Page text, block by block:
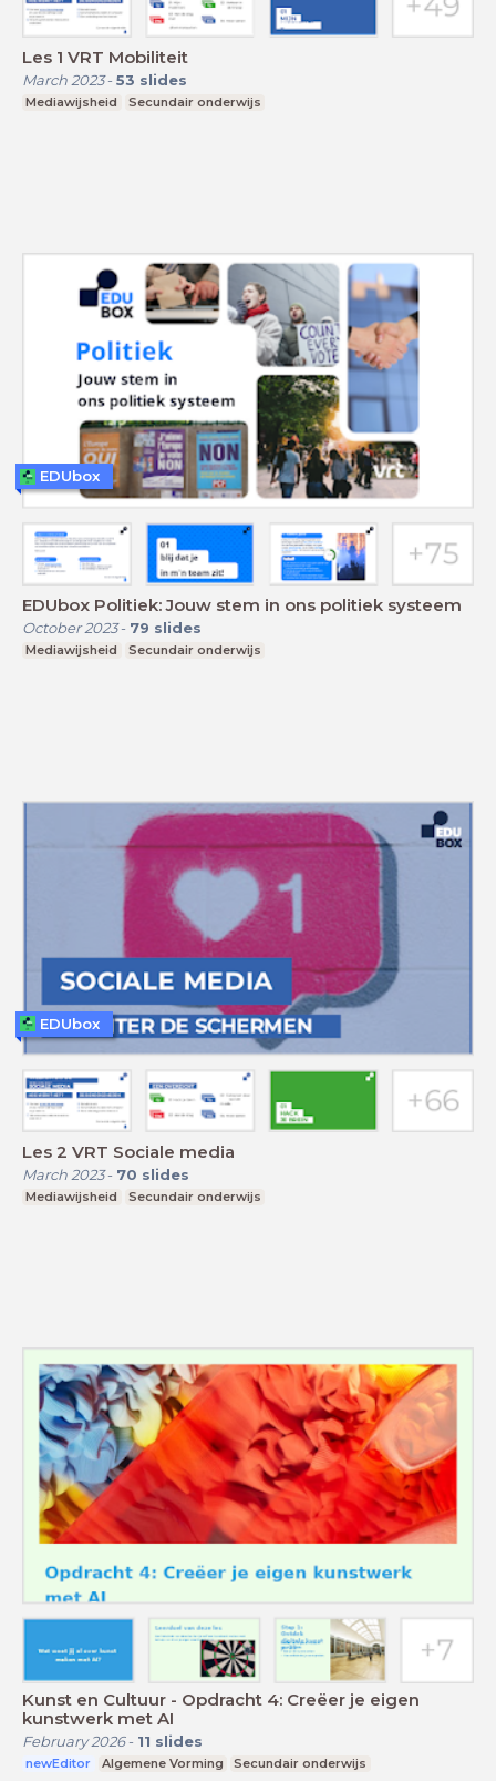
Les 1 VRT Mobiliteit
March 2023- 53 slides
Mediawijsheid Secundair onderwijs
EDUbox Politiek: Jouw stem in ons politiek systeem
October 2023- 79 slides
Mediawijsheid Secundair onderwijs
EDUbox
Les 2 VRT Sociale media
March 2023- 70 slides
Mediawijsheid Secundair onderwijs
EDUbox
Kunst en Cultuur - Opdracht 4: Creëer je eigen
kunstwerk met AI
February 2026- 11 slides
newEditor Algemene Vorming Secundair onderwijs